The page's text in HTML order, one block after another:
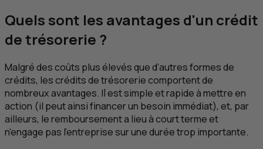
Quels sont les avantages d'un crédit
de trésorerie ?
Malgré des coûts plus élevés que d’autres formes de
crédits, les crédits de trésorerie comportent de
nombreux avantages. Il est simple et rapide à mettre en
action (il peut ainsi financer un besoin immédiat), et, par
ailleurs, le remboursement a lieu à court terme et
n’engage pas l’entreprise sur une durée trop importante.